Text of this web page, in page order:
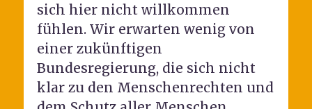
sich hier nicht willkommen
fühlen. Wir erwarten wenig von
einer zukünftigen
Bundesregierung, die sich nicht
klar zu den Menschenrechten und